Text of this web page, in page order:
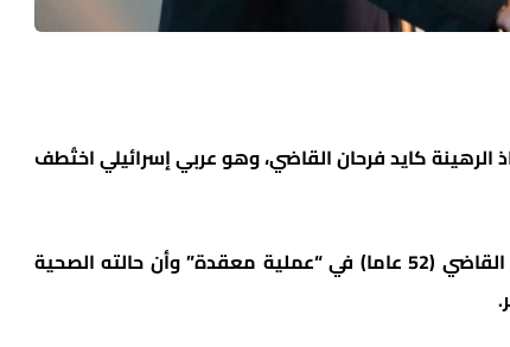
الرهينة كايد فرحان القاضي، وهو عربي إسرائيلي اختُطف
وقال الجيش الإسرائيلي إنه جرى تحرير كايد فرحان القاضي (52 عاما) في “عملية معقدة” وأن حالته الصحية